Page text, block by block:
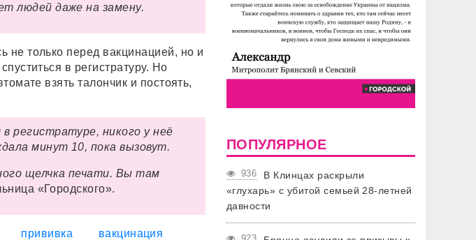
людей даже на замену.
не только перед вакцинацией, но и
в регистратуру. Но
взять талончик и постоять,
регистратуре, никого у неё
минут 10, пока вызовут.
щелчка печати. Вы там
«Городского».
прививка вакцинация
ПОПУЛЯРНОЕ
936
В Клинцах раскрыли
«глухарь» с убитой семьей 28-летней
давности